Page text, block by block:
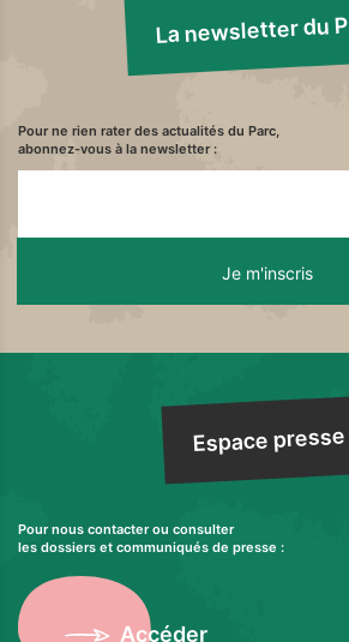
La newsletter du
Pour ne rien rater des actualités du Parc,
abonnez-vous à la newsletter :
Espace presse
Pour nous contacter ou consulter
les dossiers et communiqués de presse :
Accéder